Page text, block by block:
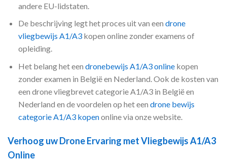
andere EU-lidstaten.
De beschrijving legt het proces uit van een drone
vliegbewijs A1/A3kopen online zonder examens of
opleiding.
Het belang het een dronebewijs A1/A3 onlinekopen
zonder examen in België en Nederland. Ook de kosten van
een drone vliegbrevet categorie A1/A3 in België en
Nederland en de voordelen op het een drone bewijs
categorie A1/A3 kopenonline via onze website.
Verhoog uw Drone Ervaring met Vliegbewijs A1/A3
Online